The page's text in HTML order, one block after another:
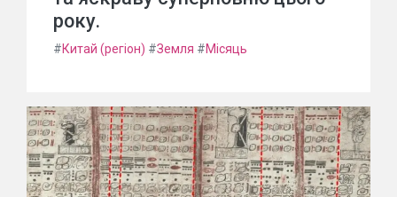
року.
#Китай (регіон) #Земля #Місяць